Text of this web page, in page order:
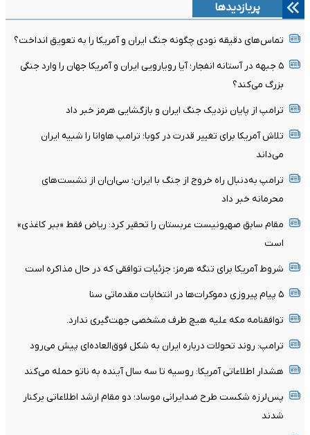
پربازدیدها
تماس‌های دقیقه نودی چگونه جنگ ایران و آمریکا را به تعویق انداخت؟
۵ جبهه در آستانه انفجار؛ آیا رویارویی ایران و آمریکا جهان را وارد جنگی
بزرگ می‌کند؟
ترامپ از پایان نزدیک جنگ ایران و بازگشایی هرمز خبر داد
تلاش آمریکا برای تغییر قدرت در کوبا؛ ترامپ هاوانا را شبیه ایران
می‌داند
ترامپ به‌دنبال راه خروج از جنگ با ایران؛ سی‌ان‌ان از نشست‌های
محرمانه خبر داد
مقام سابق صهیونیست عربستان را تحقیر کرد: ریاض فقط «ببر کاغذی»
است
شروط آمریکا برای تنگه هرمز؛ جزئیات توافقی که در حال مذاکره است
۵ پیام پیروزی دموکرات‌ها در انتخابات مقدماتی سنا
توافقنامه مکه علیه هیچ طرف مشخصی جهت‌گیری ندارد.
ترامپ: روند تحولات درباره ایران به شکل فوق‌العاده‌ای پیش می‌رود
هشدار اطلاعاتی آمریکا: روسیه تا سه سال آینده به ناتو حمله می‌کند
پس‌لرزه شکست طرح ضدایرانی موساد؛ دو مقام ارشد اطلاعاتی برکنار
شدند